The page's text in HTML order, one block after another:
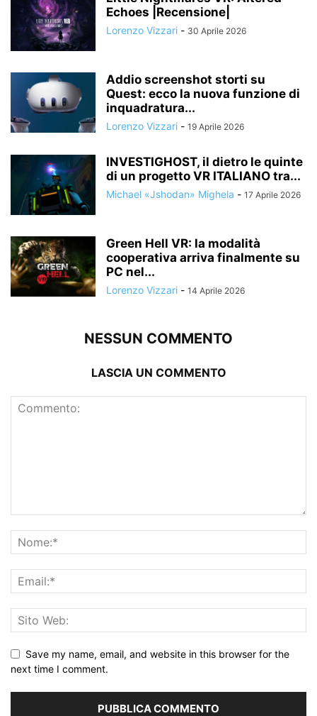
Echoes |Recensione|
Lorenzo Vizzari - 30 Aprile 2026
Addio screenshot storti su
Quest: ecco la nuova funzione di
inquadratura...
Lorenzo Vizzari - 19 Aprile 2026
INVESTIGHOST, il dietro le quinte
di un progetto VR ITALIANO tra...
Michael «Jshodan» Mighela - 17 Aprile 2026
Green Hell VR: la modalità
cooperativa arriva finalmente su
PC nel...
Lorenzo Vizzari - 14 Aprile 2026
NESSUN COMMENTO
LASCIA UN COMMENTO
Save my name, email, and website in this browser for the
next time I comment.